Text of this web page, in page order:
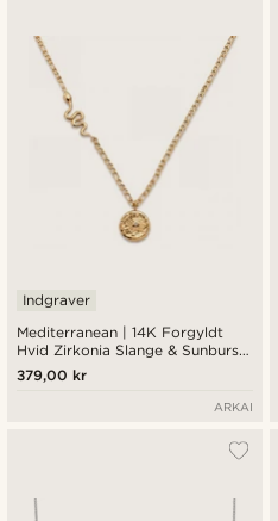
Mediterranean | 14K Forgyldt
Hvid Zirkonia Slange & Sunburst
Halskæde
Indgraver
379,00 kr
ARKAI